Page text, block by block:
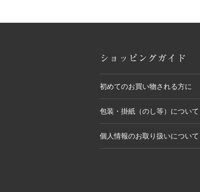
ショッピングガイド
初めてのお買い物される方に
包装・掛紙（のし等）について
個人情報のお取り扱いについて